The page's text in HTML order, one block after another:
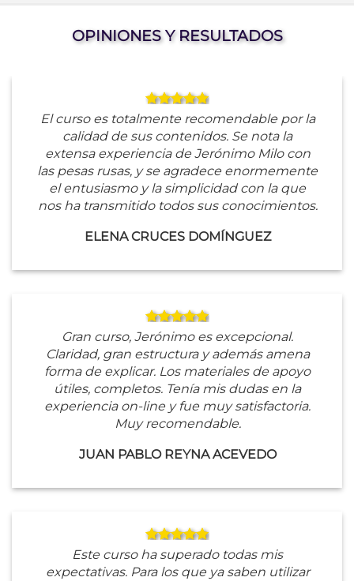
OPINIONES Y RESULTADOS
El curso es totalmente recomendable por la
calidad de sus contenidos. Se nota la
extensa experiencia de Jerónimo Milo con
las pesas rusas, y se agradece enormemente
el entusiasmo y la simplicidad con la que
nos ha transmitido todos sus conocimientos.
ELENA CRUCES DOMÍNGUEZ
Gran curso, Jerónimo es excepcional.
Claridad, gran estructura y además amena
forma de explicar. Los materiales de apoyo
útiles, completos. Tenía mis dudas en la
experiencia on-line y fue muy satisfactoria.
Muy recomendable.
JUAN PABLO REYNA ACEVEDO
Este curso ha superado todas mis
expectativas. Para los que ya saben utilizar